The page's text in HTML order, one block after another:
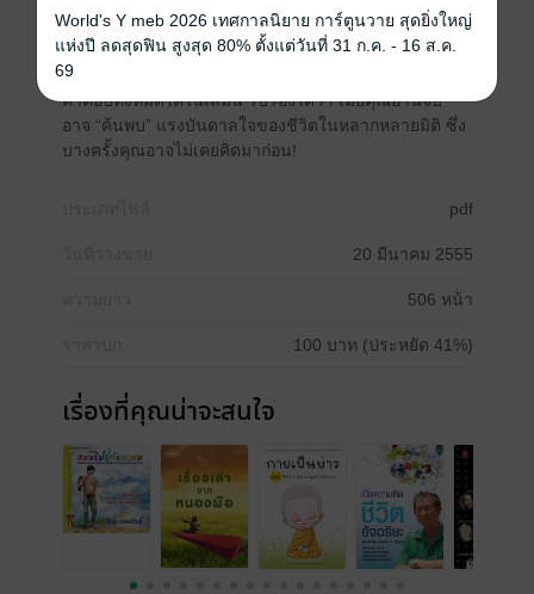
ดั่งเช่นวันนี้ ชีวิตของเขาจะต้องพบเจอกับอะไรบ้าง? เขา
ฟันฝ่าอุปสรรคต่างๆ มาได้อย่าไร? แนวคิด มุมมอง และ
กลยุทธ์อะไร ที่ทำให้เขาประสบความสำเร็จ? ติดตามหา
คำตอบทั้งหมดได้ในเล่มนี้ รับรองได้ว่า เมื่อคุณอ่านจบ
อาจ “ค้นพบ” แรงบันดาลใจของชีวิตในหลากหลายมิติ ซึ่ง
บางครั้งคุณอาจไม่เคยคิดมาก่อน!
pdf
20 มีนาคม 2555
506 หน้า
100 บาท (ประหยัด 41%)
เรื่องที่คุณน่าจะสนใจ
World's Y meb 2026 เทศกาลนิยาย การ์ตูนวาย สุดยิ่งใหญ่
แห่งปี ลดสุดฟิน สูงสุด 80% ตั้งแต่วันที่ 31 ก.ค. - 16 ส.ค.
69